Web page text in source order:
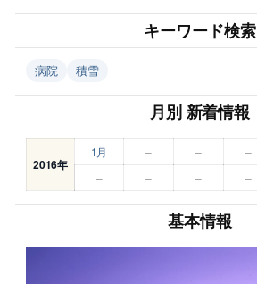
キーワード検索
病院 積雪
月別 新着情報
2016年
1月 – – –
–
– – –
基本情報